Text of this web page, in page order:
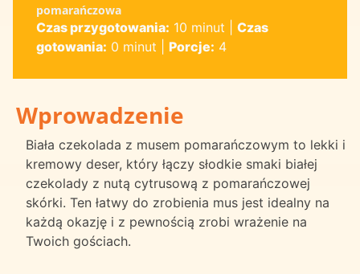
pomarańczowa
Czas przygotowania: 10 minut
Czas
gotowania: 0 minut Porcje: 4
Wprowadzenie
Biała czekolada z musem pomarańczowym to lekki i
kremowy deser, który łączy słodkie smaki białej
czekolady z nutą cytrusową z pomarańczowej
skórki. Ten łatwy do zrobienia mus jest idealny na
każdą okazję i z pewnością zrobi wrażenie na
Twoich gościach.